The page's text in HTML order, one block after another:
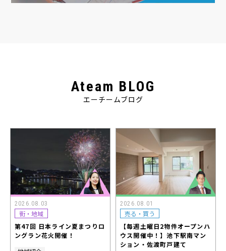
Ateam BLOG
エーチームブログ
2026.08.03
街・地域
第47回 日本ライン夏まつりロ
ングラン花火開催！
2026.08.01
売る・買う
【毎週土曜日2物件オープンハ
ウス開催中！】池下駅南マン
ション・佐渡町戸建て